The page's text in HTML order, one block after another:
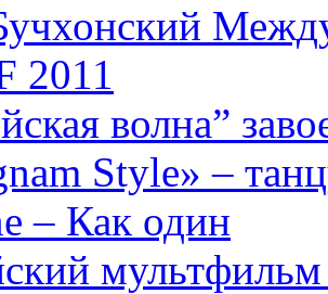
2011
волна”
Style» –
– Как один